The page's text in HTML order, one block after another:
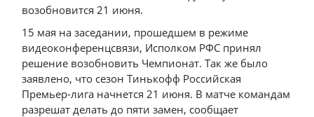
возобновится 21 июня.
15 мая на заседании, прошедшем в режиме
видеоконференцсвязи, Исполком РФС принял
решение возобновить Чемпионат. Так же было
заявлено, что сезон Тинькофф Российская
Премьер-лига начнется 21 июня. В матче командам
разрешат делать до пяти замен, сообщает